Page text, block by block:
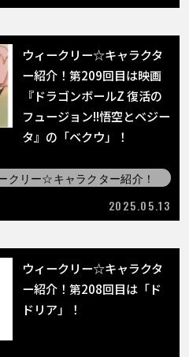
ウィークリー☆キャラクタ
ー紹介！第209回目は映画
『ドラゴンボールZ 復活の
フュージョン!!悟空とベジー
タ』の「ベクウ」！
クリー☆キャラクター紹介！
2025.05.13
ウィークリー☆キャラクタ
ー紹介！第208回目は「ド
ドリア」！